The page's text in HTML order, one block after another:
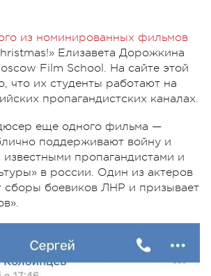
из номинированных фильмов
Елизавета Дорожкина
Film School. На сайте этой
что их студенты работают на
пропагандистских каналах.
еще одного фильма —
поддерживают войну и
пропагандистами и
в россии. Один из актеров
сборы боевиков ЛНР и призывает